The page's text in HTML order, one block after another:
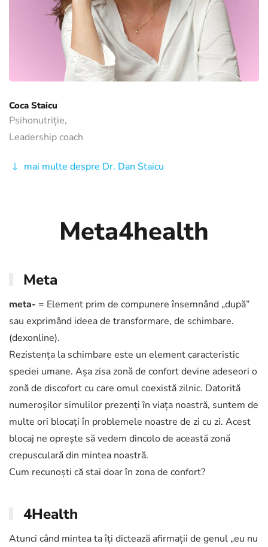
Coca Staicu
Psihonutriție,
Leadership coach
mai multe despre Dr. Dan Staicu
Meta4health
Meta
meta- = Element prim de compunere însemnând „după”
sau exprimând ideea de transformare, de schimbare.
(dexonline).
Rezistența la schimbare este un element caracteristic
speciei umane. Așa zisa zonă de confort devine adeseori o
zonă de discofort cu care omul coexistă zilnic. Datorită
numeroșilor simulilor prezenți în viața noastră, suntem de
multe ori blocați în problemele noastre de zi cu zi. Acest
blocaj ne oprește să vedem dincolo de această zonă
crepusculară din mintea noastră.
Cum recunoști că stai doar în zona de confort?
4Health
Atunci când mintea ta îți dictează afirmații de genul „eu nu